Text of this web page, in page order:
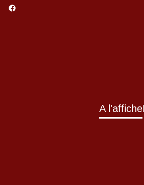
A l'affiche